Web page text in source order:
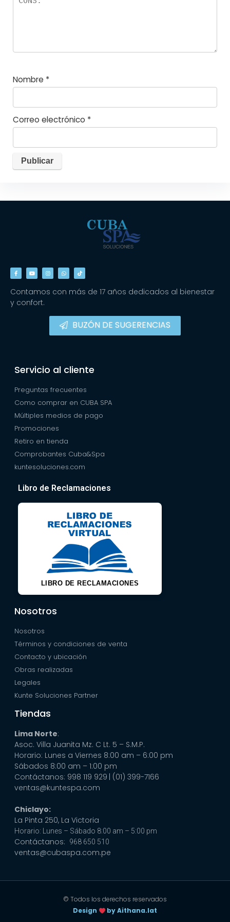
Nombre *
Correo electrónico *
Contamos con más de 17 años dedicados al bienestar
y confort.
BUZÓN DE SUGERENCIAS
Servicio al cliente
Preguntas frecuentes
Como comprar en CUBA SPA
Múltiples medios de pago
Promociones
Retiro en tienda
Comprobantes Cuba&Spa
kuntesoluciones.com
Libro de Reclamaciones
LIBRO DE RECLAMACIONES
Nosotros
Nosotros
Términos y condiciones de venta
Contacto y ubicación
Obras realizadas
Legales
Kunte Soluciones Partner
Tiendas
Lima Norte:
Asoc. Villa Juanita Mz. C Lt. 5 – S.M.P.
Horario: Lunes a Viernes 8:00 am – 6:00 pm
Sábados 8:00 am – 1:00 pm
Contáctanos: 998 119 929 | (01) 399-7166
ventas@kuntespa.com
Chiclayo:
La Pinta 250, La Victoria
Horario: Lunes – Sábado 8:00 am – 5:00 pm
Contáctanos: 968 650 510
ventas@cubaspa.com.pe
© Todos los derechos reservados
Design
by Aithana.lat